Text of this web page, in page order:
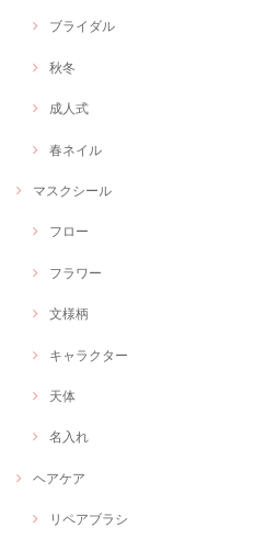
ブライダル
秋冬
成人式
春ネイル
マスクシール
フロー
フラワー
文様柄
キャラクター
天体
名入れ
ヘアケア
リペアブラシ